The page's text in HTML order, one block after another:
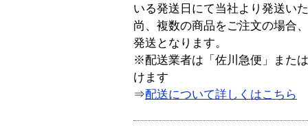
いる発送日にて当社より発送い
尚、複数の商品をご注文の場合
発送となります。
※配送業者は「佐川急便」また
けます
⇒配送について詳しくはこちら